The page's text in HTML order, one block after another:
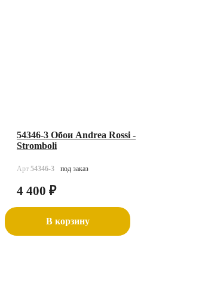
54346-3 Обои Andrea Rossi -
Stromboli
Арт 54346-3 под заказ
4 400 ₽
В корзину